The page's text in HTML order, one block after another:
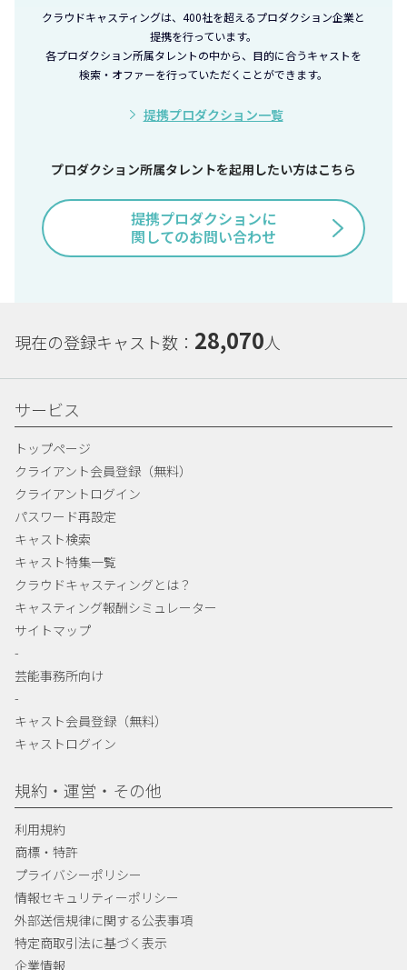
クラウドキャスティングは、400社を超えるプロダクション企業と
提携を行っています。
各プロダクション所属タレントの中から、目的に合うキャストを
検索・オファーを行っていただくことができます。
提携プロダクション一覧
プロダクション所属タレントを起用したい方はこちら
提携プロダクションに
関してのお問い合わせ
現在の登録キャスト数： 28,070人
サービス
トップページ
クライアント会員登録（無料）
クライアントログイン
パスワード再設定
キャスト検索
キャスト特集一覧
クラウドキャスティングとは？
キャスティング報酬シミュレーター
サイトマップ
-
芸能事務所向け
-
キャスト会員登録（無料）
キャストログイン
規約・運営・その他
利用規約
商標・特許
プライバシーポリシー
情報セキュリティーポリシー
外部送信規律に関する公表事項
特定商取引法に基づく表示
企業情報